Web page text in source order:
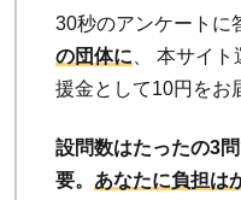
30秒のアンケートに
の団体に 、 本サイ
援金として10円をお
設問数はたったの3
要。 あなたに負担は